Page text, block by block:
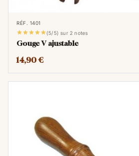
couture, garantissant des
impeccables.
L'utilisation experte de cet
connaissance du matériau.
Cette capacité à créer des
uniformes et régulières est
maintenir la qualité et
RÉF. 1401
(5/5) sur 2 notes
Gouge V ajustable
14,90 €